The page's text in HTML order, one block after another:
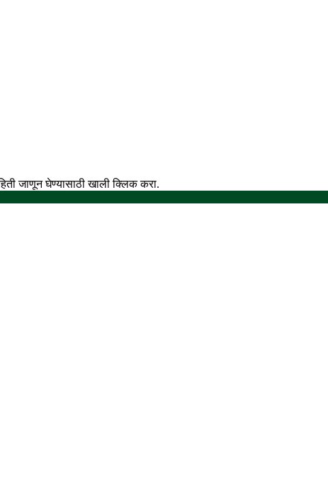
जाणून घेण्यासाठी खाली क्लिक करा.